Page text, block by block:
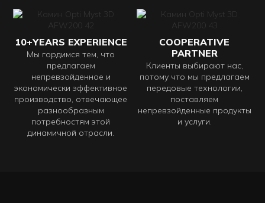
10+YEARS EXPERIENCE
Мы гордимся тем, что
предлагаем
непревзойденное и
экономически эффективное
производство, отвечающее
разнообразным
потребностям этой
динамичной отрасли.
COOPERATIVE
PARTNER
Клиенты выбирают нас,
потому что мы предлагаем
передовые технологии,
поставляем
непревзойденные продукты
и услуги.